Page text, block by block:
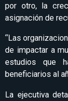
por otro, la
asignación de
“Las
de impactar a
estudios que
beneficiarios al
La ejecutiva